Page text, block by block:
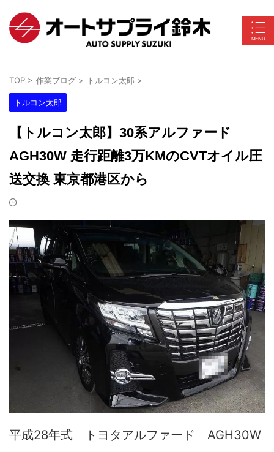
TOP > 作業ブログ > トルコン太郎 >
トルコン太郎
【トルコン太郎】30系アルファード
AGH30W 走行距離3万KMのCVTオイル圧
送交換 東京都港区から
平成28年式 トヨタアルファード AGH30W